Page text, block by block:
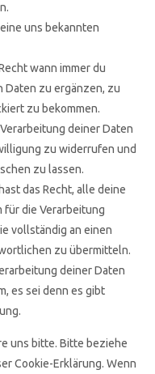
uns bekannten
wann immer du
zu ergänzen, zu
zu bekommen.
deiner Daten
zu widerrufen und
zu lassen.
das Recht, alle deine
für die Verarbeitung
vollständig an einen
zu übermitteln.
deiner Daten
es sei denn es gibt
uns bitte. Bitte beziehe
Cookie-Erklärung. Wenn